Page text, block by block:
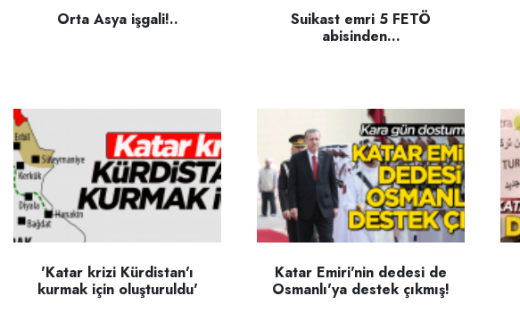
Orta Asya işgali!..
Suikast emri 5 FETÖ
abisinden...
'Katar krizi Kürdistan'ı
kurmak için oluşturuldu'
Katar Emiri'nin dedesi de
Osmanlı'ya destek çıkmış!